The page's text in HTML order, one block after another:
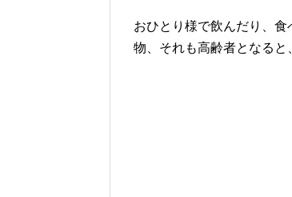
おひとり様で飲んだり、
物、それも高齢者となると